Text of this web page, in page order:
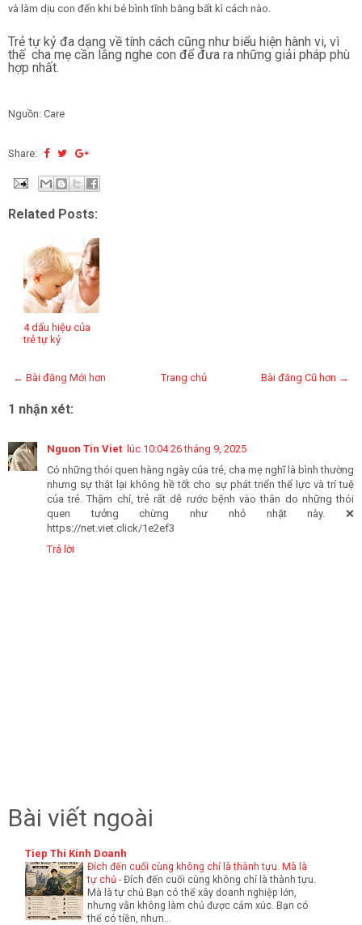
và làm dịu con đến khi bé bình tĩnh bằng bất kì cách nào.
Trẻ tự kỷ đa dạng về tính cách cũng như biểu hiện hành vi, vì
thế cha mẹ cần lắng nghe con để đưa ra những giải pháp phù
hợp nhất.
Nguồn: Care
Share:
Related Posts:
4 dấu hiệu của
trẻ tự kỷ
← Bài đăng Mới hơn Bài đăng Cũ hơn →
Trang chủ
1 nhận xét:
Nguon Tin Viet lúc 10:04 26 tháng 9, 2025
Có những thói quen hàng ngày của trẻ, cha mẹ nghĩ là bình thường
nhưng sự thật lại không hề tốt cho sự phát triển thể lực và trí tuệ
của trẻ. Thậm chí, trẻ rất dễ rước bệnh vào thân do những thói
quen tưởng chừng như nhỏ nhặt này. ❌
https://net.viet.click/1e2ef3
Trả lời
Bài viết ngoài
Tiep Thi Kinh Doanh
Đích đến cuối cùng không chỉ là thành tựu. Mà là
tự chủ -Đích đến cuối cùng không chỉ là thành tựu.
Mà là tự chủ Bạn có thể xây doanh nghiệp lớn,
nhưng vẫn không làm chủ được cảm xúc. Bạn có
thể có tiền, nhưn...